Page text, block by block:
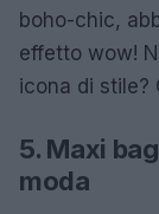
boho-chic,
effetto wow!
icona di stile?
5. Maxi
moda